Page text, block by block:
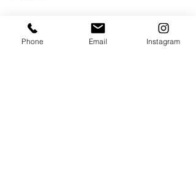
最新記事 すべて表示
Phone Email Instagram